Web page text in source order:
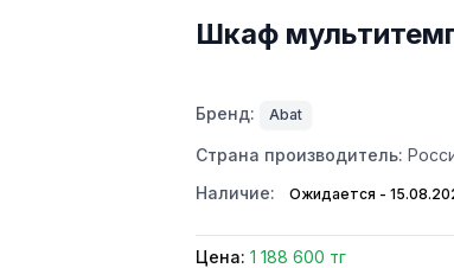
Шкаф
Бренд: Abat
Страна производитель:
Наличие:
Ожидается -
Цена: 1 188 600 тг